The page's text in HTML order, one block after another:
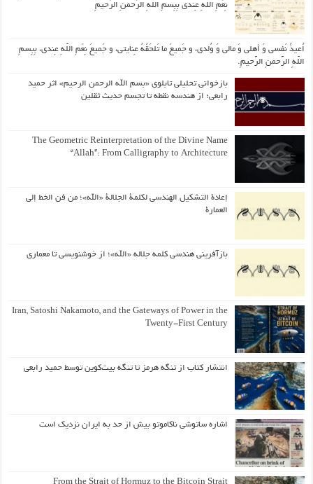
نِعَمِ اللّهِ عِندی بِبِسمِ اللّهِ الرَّحمنِ الرَّحیمِ
اُعیذُ نَفسی وَ أهلی وَ مالی وَ وُلدی، و جَمیعَ ما تَلحَقُهُ عِنایتی، و جَمیعَ نِعَمِ اللّهِ عِندی، بِبِسمِ
اللّهِ الرَّحمنِ الرَّحیمِ.
بازخوانی تحلیلی تابلوی «بسم الله الرحمن الرحیم» اثر حمید
رابعی؛ از هندسه نقطه تا تجسم حدیث ثقلین
The Geometric Reinterpretation of the Divine Name
“Allah”: From Calligraphy to Architecture
إعادة التشكيل الهندسي لكلمة الجلالة «الله»؛ من فن الخط إلى
العمارة
بازآفرینی هندسی کلمه جلاله «الله»؛ از خوشنویسی تا معماری
Iran, Satoshi Nakamoto, and the Gateways of Power in the
Twenty-First Century
انتشار کتاب از تنگه هرمز تا تنگه بیت‌کوین توسط حمید رابعی
اشاره ساتوشی ناکاموتو بیش از حد به ایران نزدیک است
From the Strait of Hormuz to the Bitcoin Strait